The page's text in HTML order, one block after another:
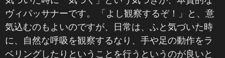
ヴィパッサナーです。 「よし観察するぞ！」と、意
気込むのもよいのですが、日常は、ふと気づいた時
に、自然な呼吸を観察するなり、手や足の動作をラ
ベリングしたりということを行うというのが良いと